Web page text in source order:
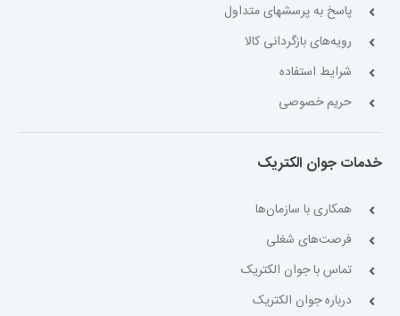
پاسخ به پرسشهای متداول
رویه‌های بازگردانی کالا
شرایط استفاده
حریم خصوصی
خدمات جوان الکتریک
همکاری با سازمان‌ها
فرصت‌های شغلی
تماس با جوان الکتریک
درباره جوان الکتریک